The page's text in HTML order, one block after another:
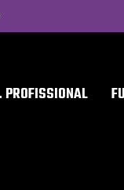
PROFISSIONAL